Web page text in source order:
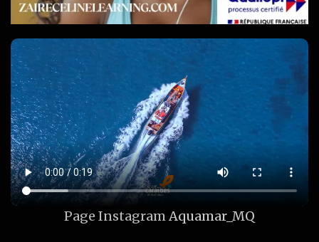
Page Instagram Aquamar_MQ